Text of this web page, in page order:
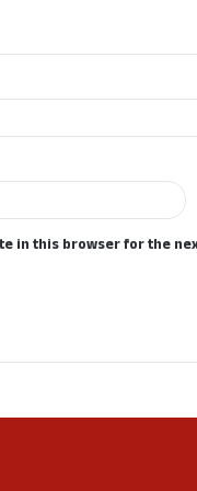
in this browser for the